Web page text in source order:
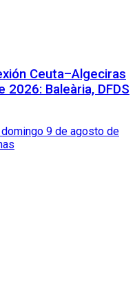
Ceuta–Algeciras
Baleària, DFDS